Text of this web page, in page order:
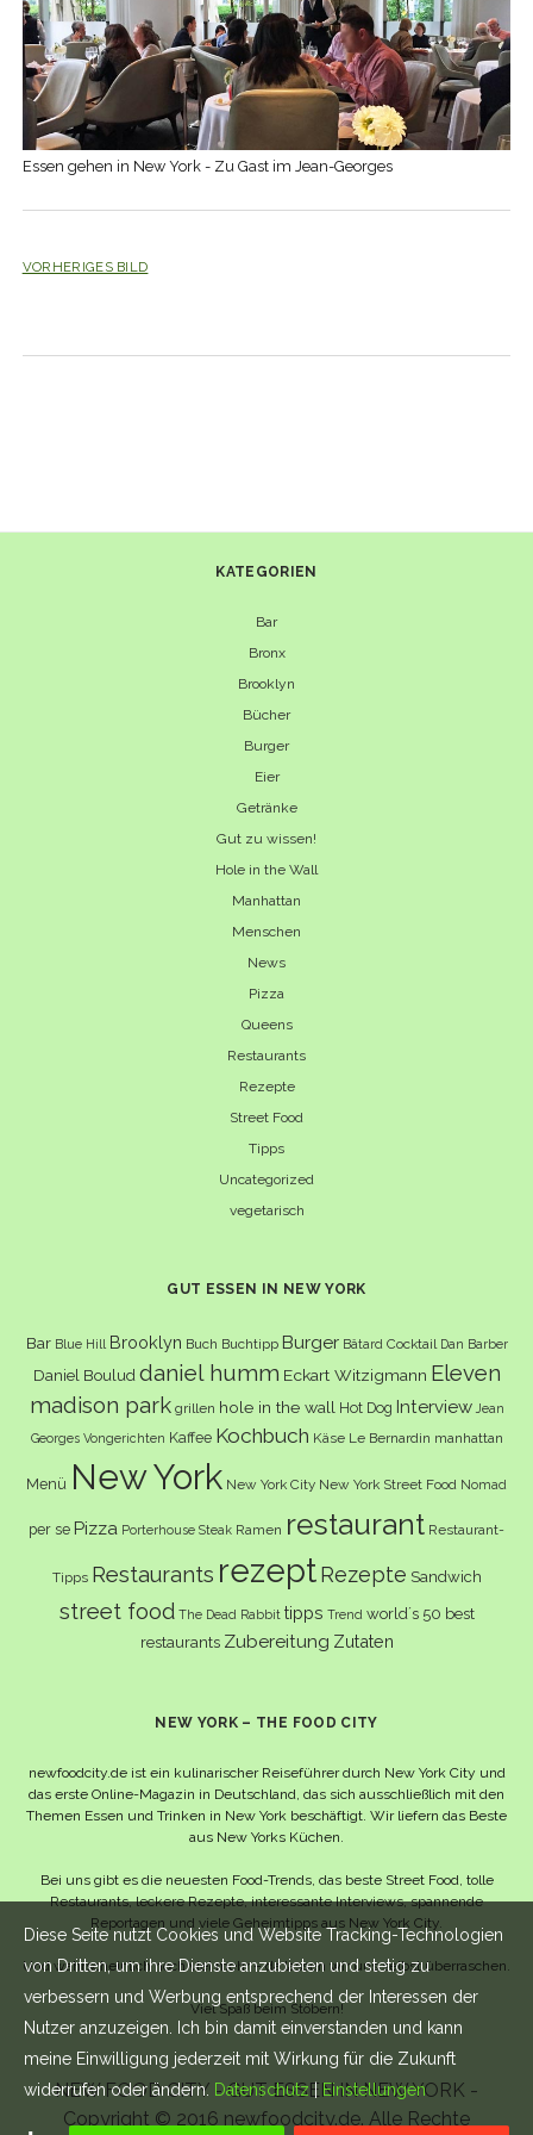
Essen gehen in New York - Zu Gast im Jean-Georges
VORHERIGES BILD
KATEGORIEN
Bar
Bronx
Brooklyn
Bücher
Burger
Eier
Getränke
Gut zu wissen!
Hole in the Wall
Manhattan
Menschen
News
Pizza
Queens
Restaurants
Rezepte
Street Food
Tipps
Uncategorized
vegetarisch
GUT ESSEN IN NEW YORK
Bar Blue Hill Brooklyn Buch Buchtipp Burger Bâtard Cocktail Dan Barber
Daniel Boulud daniel humm Eckart Witzigmann Eleven
madison park grillen hole in the wall Hot Dog Interview Jean
Georges Vongerichten Kaffee Kochbuch Käse Le Bernardin manhattan
Menü New York New York City New York Street Food Nomad
per se Pizza Porterhouse Steak Ramen restaurant Restaurant-
Tipps Restaurants rezept Rezepte Sandwich
street food The Dead Rabbit tipps Trend world´s 50 best
restaurants Zubereitung Zutaten
NEW YORK – THE FOOD CITY
newfoodcity.de ist ein kulinarischer Reiseführer durch New York City und
das erste Online-Magazin in Deutschland, das sich ausschließlich mit den
Themen Essen und Trinken in New York beschäftigt. Wir liefern das Beste
aus New Yorks Küchen.
Bei uns gibt es die neuesten Food-Trends, das beste Street Food, tolle
Restaurants, leckere Rezepte, interessante Interviews, spannende
Reportagen und viele Geheimtipps aus New York City.
Und wahrscheinlich noch viel mehr – da lassen wir uns selbst überraschen.
Viel Spaß beim Stöbern!
NEW FOOD CITY - GUT ESSEN IN NEW YORK -
Copyright © 2016 newfoodcity.de. Alle Rechte
Diese Seite nutzt Cookies und Website Tracking-Technologien
von Dritten, um ihre Dienste anzubieten und stetig zu
verbessern und Werbung entsprechend der Interessen der
Nutzer anzuzeigen. Ich bin damit einverstanden und kann
meine Einwilligung jederzeit mit Wirkung für die Zukunft
widerrufen oder ändern. Datenschutz| Einstellungen